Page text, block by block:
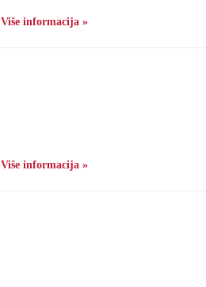
Više informacija »
Više informacija »